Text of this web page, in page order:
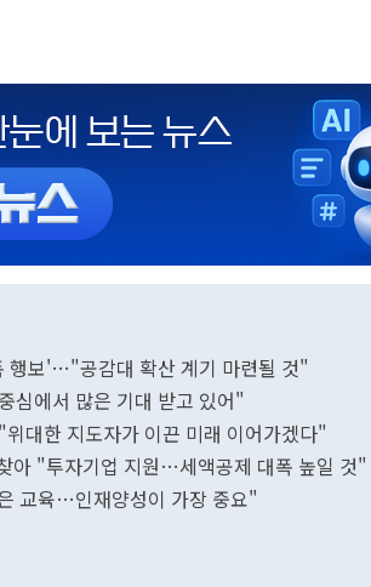
행보'…"공감대 확산 계기 마련될 것"
심에서 많은 기대 받고 있어"
대한 지도자가 이끈 미래 이어가겠다"
아 "투자기업 지원…세액공제 대폭 높일 것"
교육…인재양성이 가장 중요"